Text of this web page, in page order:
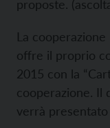
proposte.
La
offre il proprio
2015 con la
cooperazione. Il
verrà